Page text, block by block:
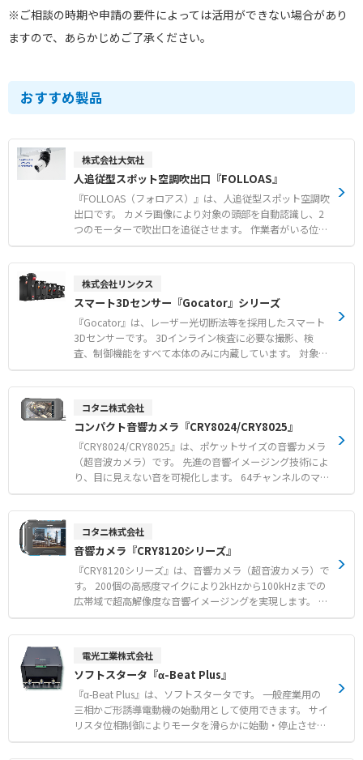
※ご相談の時期や申請の要件によっては活用ができない場合があり
ますので、あらかじめご了承ください。
おすすめ製品
株式会社大気社
人追従型スポット空調吹出口『FOLLOAS』
『FOLLOAS（フォロアス）』は、人追従型スポット空調吹
出口です。 カメラ画像により対象の頭部を自動認識し、2
つのモーターで吹出口を追従させます。 作業者がいる位置
へ効果的に冷風を届けることで、大空間でも作業環境の快
適性を向上させます。 対象者の不在時には一定時間後に初
を削減します。 単相AC100Vまたは200V電源があれば設置
できるユニット構造により、短工期での導入に対応しま
す。 【特徴】 ●カメラ画像による頭部認識とモーター制
御による自動追従機能 ●未検出時の給気停止信号発信等に
よる省エネ化の実現 ●電源確保のみで取り付けが簡単なユ
ニット構造 【用途・事例】 ●工場や物流倉庫などの大空
間における作業者の個別空調 ●作業者が移動と停止を繰り
ネルギーロスが大きい場所での活用
株式会社リンクス
スマート3Dセンサー『Gocator』シリーズ
『Gocator』は、レーザー光切断法等を採用したスマート
3Dセンサーです。 3Dインライン検査に必要な撮影、検
査、制御機能をすべて本体のみに内蔵しています。 対象物
を高速かつ高精度に3次元スキャンし、寸法計測や外観検
査の判定結果をPLCへ出力いたします。 プログラミング経
計測ツールを標準搭載しています。 撮像手法、視野幅、解
像度などの仕様を組み合わせた豊富なラインナップによ
り、さまざまな現場のニーズに対応いたします。 外部コン
トローラ不要のシンプルな構成で、生産ラインにおけるリ
アルタイムな3次元インライン検査を実現いたします。
【特徴】 ●撮影・寸法計測・判定結果出力まで本体のみで
完結するコントローラレス設計 ●マウス操作でプログラミ
野幅などの細かな仕様から最適な1台を選べる豊富なライ
ンナップ 【用途・事例】 ●ワークの3次元形状スキャンお
よび各種寸法計測・外観検査 ●製造ラインにおけるリアル
タイムな3次元インライン検査 ●OK/NG判定結果のPLC出
力による検査工程の自動化
コタニ株式会社
コンパクト音響カメラ『CRY8024/CRY8025』
『CRY8024/CRY8025』は、ポケットサイズの音響カメラ
（超音波カメラ）です。 先進の音響イメージング技術によ
り、目に見えない音を可視化します。 64チャンネルのマイ
クアレイを搭載し、リアルタイムで音源の位置特定を行い
ます。 圧縮空気の漏れや部分放電などの異常を迅速に特定
えたインターフェースにより、スマートフォンのように簡
単に操作可能です。 IP54保護と1.5mの落下試験をクリア
した頑丈な設計で、厳しい産業環境に対応します。 WLAN
ホットスポットを介して現場で結果を共有できるほか、モ
バイルアプリでの検査報告書の生成も容易です。 【特徴】
●64チャンネルのマイクアレイによる遠方音源のリアルタ
イムな可視化 ●自動周波数範囲選択機能を備えたスマート
クリアした堅牢な設計 ●PCソフトウェアもご用意（CRY8
025） 【用途・事例】 ●厳しい産業環境における圧縮空気
やガス漏れ検知 ●産業検査における部分放電やその他の異
常の迅速な特定 ●自動車修理やHVACメンテナンスにおけ
る音源の特定
コタニ株式会社
音響カメラ『CRY8120シリーズ』
『CRY8120シリーズ』は、音響カメラ（超音波カメラ）で
す。 200個の高感度マイクにより2kHzから100kHzまでの
広帯域で超高解像度な音響イメージングを実現します。 遠
方の微小なガス漏れや部分放電の発生箇所をリアルタイム
で可視化し、トラブルによるダウンタイムを防止します。
的なアプローチで検出精度を向上させます。 刷新されたユ
ーザーフレンドリーなインターフェースにより、漏れ箇所
の特定や部分放電のタイプ識別をスムーズに行えます。 デ
ータの無線送信に対応し、解析や報告書作成などの後処理
も容易です。 【特徴】 ●200個の高感度マイクと100kHz
の広帯域がもたらす超高解像度イメージング ●検出精度を
高める音響画像と熱画像のリアルタイム同期表示機能 ●直
電光工業株式会社
ソフトスタータ『α-Beat Plus』
『α-Beat Plus』は、ソフトスタータです。 一般産業用の
三相かご形誘導電動機の始動用として使用できます。 サイ
リスタ位相制御によりモータを滑らかに始動・停止させ、
機械側への衝撃や電源側の突入電流を抑制します。 指1本
で初期印加電圧や始動時間、キックスタート、ソフトスト